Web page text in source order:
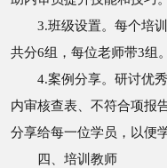
3.班级设置。每个培训
共分6组，每位老师带3组。
4.案例分享。研讨优秀
内审核查表、不符合项报
分享给每一位学员，以便
四、培训教师